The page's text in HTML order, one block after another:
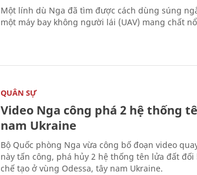
Một lính dù Nga đã tìm được cách dùng súng
một máy bay không người lái (UAV) mang chất
QUÂN SỰ
Video Nga công phá 2 hệ thống
nam Ukraine
Bộ Quốc phòng Nga vừa công bố đoạn video
này tấn công, phá hủy 2 hệ thống tên lửa đất
chế tạo ở vùng Odessa, tây nam Ukraine.